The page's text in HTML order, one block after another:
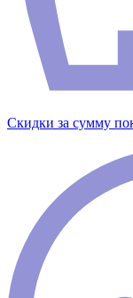
Скидки за сумму